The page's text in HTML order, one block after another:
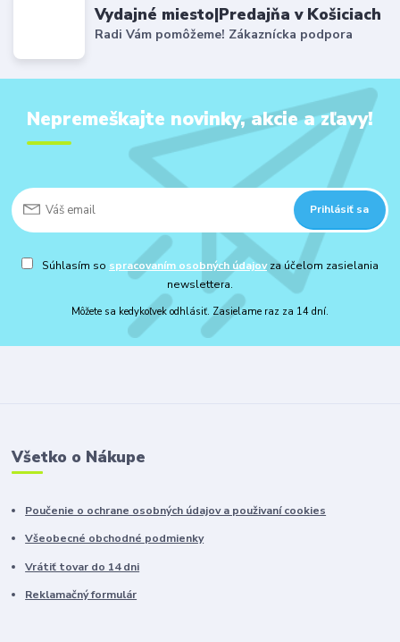
Vydajné miesto|Predajňa v Košiciach
Radi Vám pomôžeme! Zákaznícka podpora
Nepremeškajte novinky, akcie a zľavy!
Prihlásiť sa
Súhlasím so spracovaním osobných údajovza účelom zasielania
newslettera.
Môžete sa kedykoľvek odhlásiť. Zasielame raz za 14 dní.
Všetko o Nákupe
Poučenie o ochrane osobných údajov a použivaní cookies
Všeobecné obchodné podmienky
Vrátiť tovar do 14 dni
Reklamačný formulár